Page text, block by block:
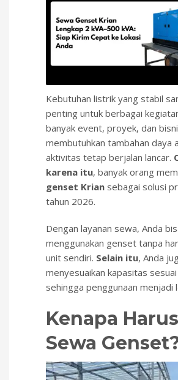
Kebutuhan listrik yang stabil
penting untuk berbagai
banyak event, proyek, dan
membutuhkan tambahan daya
aktivitas tetap berjalan lancar.
karena itu, banyak orang
genset Krian sebagai solusi
tahun 2026.
Dengan layanan sewa, Anda
menggunakan genset tanpa
unit sendiri. Selain itu, Anda
menyesuaikan kapasitas
sehingga penggunaan menjadi
Kenapa Harus
Sewa